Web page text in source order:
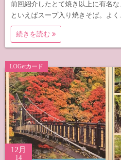
前回紹介したとて焼き以上に有名
といえばスープ入り焼きそば。よ
続きを読む
LOGetカード
12月
14